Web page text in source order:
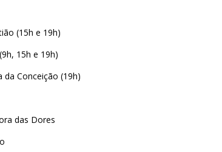
(15h e 19h)
15h e 19h)
Conceição (19h)
das Dores